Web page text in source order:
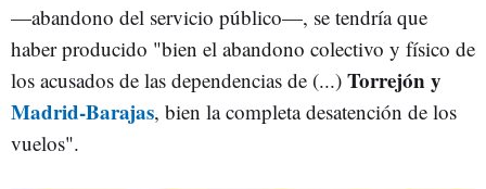
—abandono del servicio público—, se tendría que
haber producido "bien el abandono colectivo y físico de
los acusados de las dependencias de (...) Torrejón y
Madrid-Barajas, bien la completa desatención de los
vuelos".